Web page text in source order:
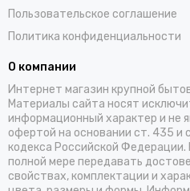
Пользовательское соглашение
Политика конфиденциальности
О компании
Интернет магазин крупной
Материалы сайта носят
информационный характер и не
офертой на основании ст. 435 и
кодекса Российской
полной мере передавать
свойствах, комплектации и